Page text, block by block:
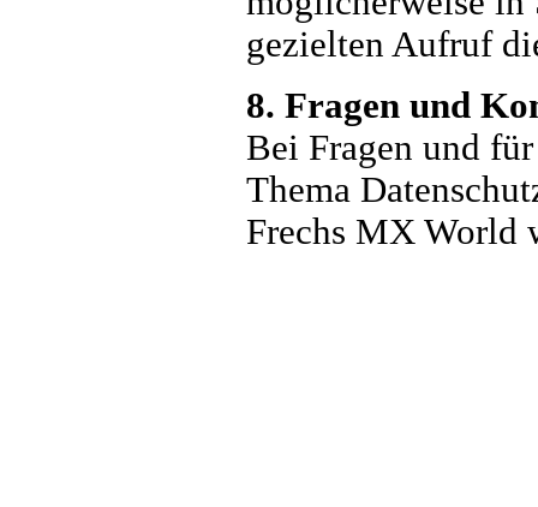
gezielten Aufruf
8. Fragen und
Bei Fragen und
Thema
Frechs MX World